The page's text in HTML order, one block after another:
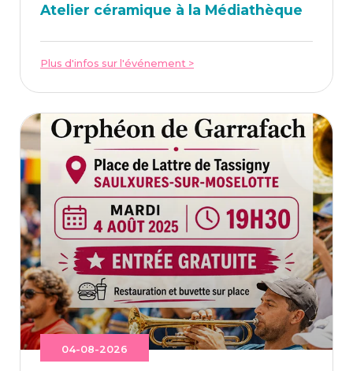
Ate­lier céra­mique à la Médiathèque
Plus d'infos sur l'événement >
04-08-2026